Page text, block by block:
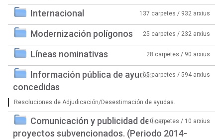
Internacional 137 carpetes / 932 arxius
Modernización polígonos 25 carpetes / 232 arxius
Líneas nominativas 28 carpetes / 90 arxius
Información pública de ayudas
concedidas
65 carpetes / 594 arxius
Resoluciones de Adjudicación/Desestimación de ayudas.
Comunicación y publicidad de los
proyectos subvencionados. (Periodo 2014-
0 carpetes / 10 arxius